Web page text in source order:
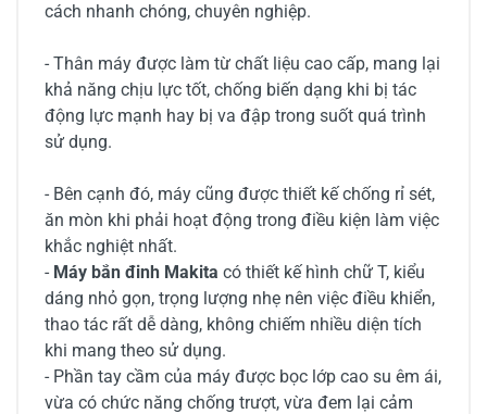
cách nhanh chóng, chuyên nghiệp.
- Thân máy được làm từ chất liệu cao cấp, mang lại
khả năng chịu lực tốt, chống biến dạng khi bị tác
động lực mạnh hay bị va đập trong suốt quá trình
sử dụng.
- Bên cạnh đó, máy cũng được thiết kế chống rỉ sét,
ăn mòn khi phải hoạt động trong điều kiện làm việc
khắc nghiệt nhất.
- Máy bắn đinh Makita có thiết kế hình chữ T, kiểu
dáng nhỏ gọn, trọng lượng nhẹ nên việc điều khiển,
thao tác rất dễ dàng, không chiếm nhiều diện tích
khi mang theo sử dụng.
- Phần tay cầm của máy được bọc lớp cao su êm ái,
vừa có chức năng chống trượt, vừa đem lại cảm